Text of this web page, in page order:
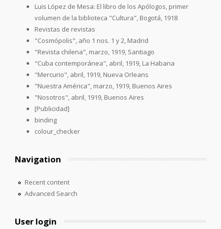
Luis López de Mesa: El libro de los Apólogos, primer
volumen de la biblioteca "Cultura", Bogotá, 1918
Revistas de revistas
"Cosmópolis", año 1 nos. 1 y 2, Madrid
"Revista chilena", marzo, 1919, Santiago
"Cuba contemporánea", abril, 1919, La Habana
"Mercurio", abril, 1919, Nueva Orleans
"Nuestra América", marzo, 1919, Buenos Aires
"Nosotros", abril, 1919, Buenos Aires
[Publicidad]
binding
colour_checker
Navigation
Recent content
Advanced Search
User login